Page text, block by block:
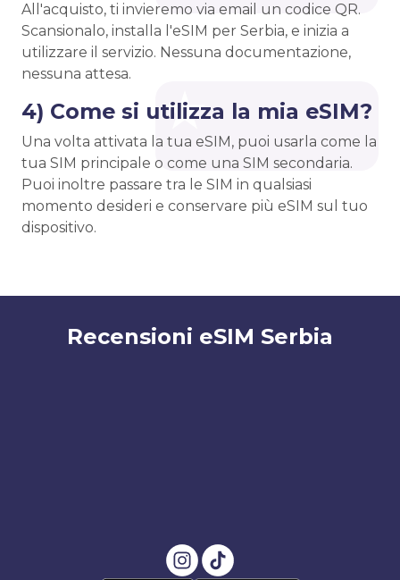
All'acquisto, ti invieremo via email un codice QR.
Scansionalo, installa l'eSIM per Serbia, e inizia a
utilizzare il servizio. Nessuna documentazione,
nessuna attesa.
4) Come si utilizza la mia eSIM?
Una volta attivata la tua eSIM, puoi usarla come la
tua SIM principale o come una SIM secondaria.
Puoi inoltre passare tra le SIM in qualsiasi
momento desideri e conservare più eSIM sul tuo
dispositivo.
Recensioni eSIM Serbia